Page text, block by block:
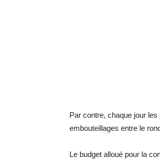
Par contre, chaque jour
embouteillages entre le
Le budget alloué pour la